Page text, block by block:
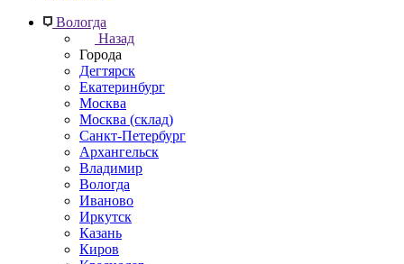
Вологда
Назад
Города
Дегтярск
Екатеринбург
Москва
Москва (склад)
Санкт-Петербург
Архангельск
Владимир
Вологда
Иваново
Иркутск
Казань
Киров